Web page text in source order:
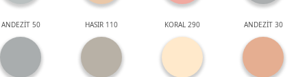
ANDEZİT 50 HASIR 110 KORAL 290 ANDEZİT 30